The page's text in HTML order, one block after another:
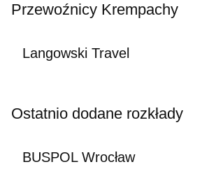
Przewoźnicy Krempachy
Langowski Travel
Ostatnio dodane rozkłady
BUSPOL Wrocław